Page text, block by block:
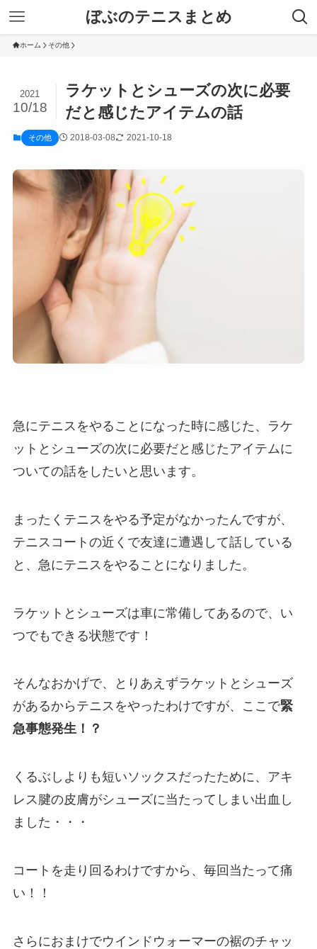
ぼぶのテニスまとめ
ホーム その他
ラケットとシューズの次に必要
だと感じたアイテムの話
2021
10/18
その他 2018-03-08 2021-10-18
急にテニスをやることになった時に感じた、ラケ
ットとシューズの次に必要だと感じたアイテムに
ついての話をしたいと思います。
まったくテニスをやる予定がなかったんですが、
テニスコートの近くで友達に遭遇して話している
と、急にテニスをやることになりました。
ラケットとシューズは車に常備してあるので、い
つでもできる状態です！
そんなおかげで、とりあえずラケットとシューズ
があるからテニスをやったわけですが、ここで緊
急事態発生！？
くるぶしよりも短いソックスだったために、アキ
レス腱の皮膚がシューズに当たってしまい出血し
ました・・・
コートを走り回るわけですから、毎回当たって痛
い！！
さらにおまけでウインドウォーマーの裾のチャッ